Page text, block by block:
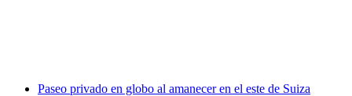
Paseo privado en globo al amanecer en el este de Suiza